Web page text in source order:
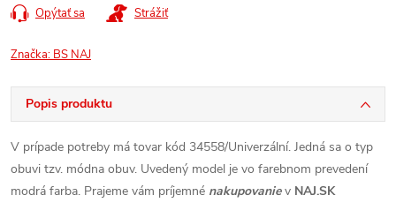
Opýtať sa Strážiť
Značka: BS NAJ
Popis produktu
V prípade potreby má tovar kód 34558/Univerzální. Jedná sa o typ
obuvi tzv. módna obuv. Uvedený model je vo farebnom prevedení
modrá farba. Prajeme vám príjemné nakupovaniev NAJ.SK